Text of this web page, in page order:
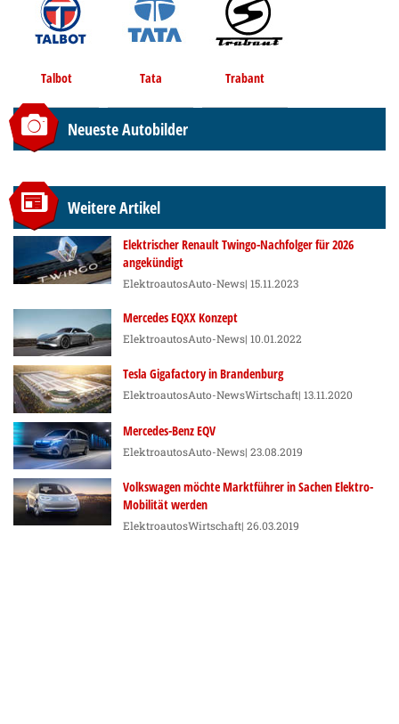
Talbot Tata Trabant
Neueste Autobilder
Weitere Artikel
Elektrischer Renault Twingo-Nachfolger für 2026
angekündigt
ElektroautosAuto-News| 15.11.2023
Mercedes EQXX Konzept
ElektroautosAuto-News| 10.01.2022
Tesla Gigafactory in Brandenburg
ElektroautosAuto-NewsWirtschaft| 13.11.2020
Mercedes-Benz EQV
ElektroautosAuto-News| 23.08.2019
Volkswagen möchte Marktführer in Sachen Elektro-
Mobilität werden
ElektroautosWirtschaft| 26.03.2019